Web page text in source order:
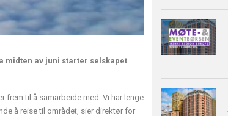
midten av juni starter selskapet
frem til å samarbeide med. Vi har lenge
å reise til området, sier direktør for